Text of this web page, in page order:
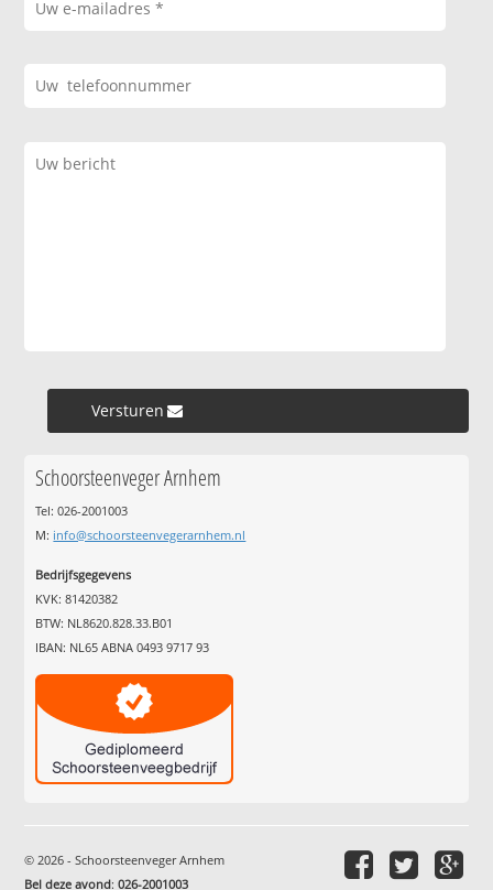
Versturen »
Schoorsteenveger Arnhem
Tel: 026-2001003
M: info@schoorsteenvegerarnhem.nl
Bedrijfsgegevens
KVK: 81420382
BTW: NL8620.828.33.B01
IBAN: NL65 ABNA 0493 9717 93
© 2026 - Schoorsteenveger Arnhem
Bel deze avond:026-2001003